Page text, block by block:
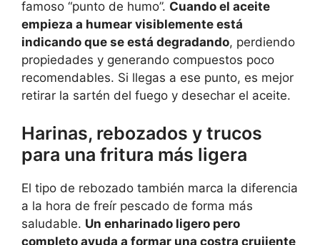
famoso “punto de humo”. Cuando el aceite
empieza a humear visiblemente está
indicando que se está degradando, perdiendo
propiedades y generando compuestos poco
recomendables. Si llegas a ese punto, es mejor
retirar la sartén del fuego y desechar el aceite.
Harinas, rebozados y trucos
para una fritura más ligera
El tipo de rebozado también marca la diferencia
a la hora de freír pescado de forma más
saludable. Un enharinado ligero pero
completo ayuda a formar una costra crujiente